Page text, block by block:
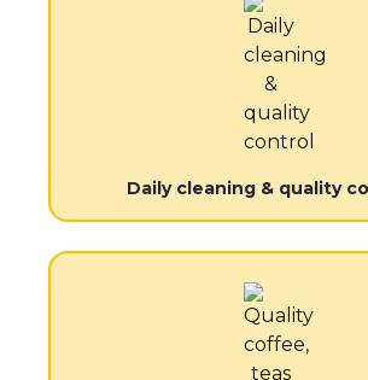
Daily cleaning & quality